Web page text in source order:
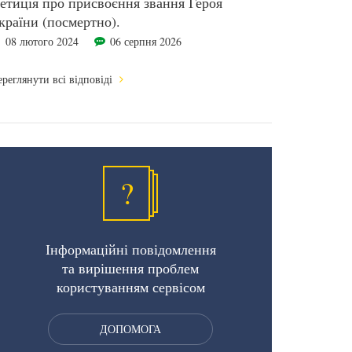
(посмертно).
08 лютого 2024 06 серпня 2026
всі відповіді
?
Інформаційні повідомлення
та вирішення проблем
користуванням сервісом
ДОПОМОГА